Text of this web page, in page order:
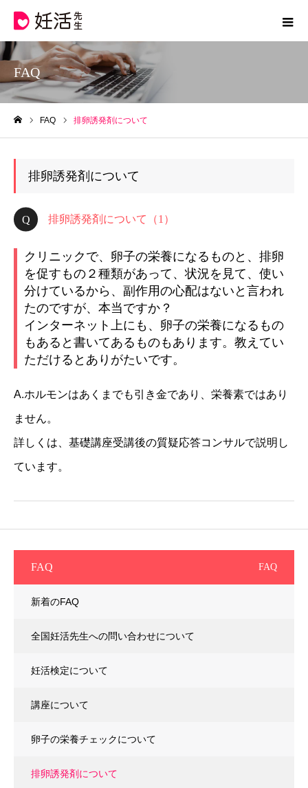
FAQ
FAQ 排卵誘発剤について
排卵誘発剤について
排卵誘発剤について（1）
クリニックで、卵子の栄養になるものと、排卵
を促すもの２種類があって、状況を見て、使い
分けているから、副作用の心配はないと言われ
たのですが、本当ですか？
インターネット上にも、卵子の栄養になるもの
もあると書いてあるものもあります。教えてい
ただけるとありがたいです。
A.ホルモンはあくまでも引き金であり、栄養素ではあり
ません。
詳しくは、基礎講座受講後の質疑応答コンサルで説明し
ています。
FAQ FAQ
新着のFAQ
全国妊活先生への問い合わせについて
妊活検定について
講座について
卵子の栄養チェックについて
排卵誘発剤について